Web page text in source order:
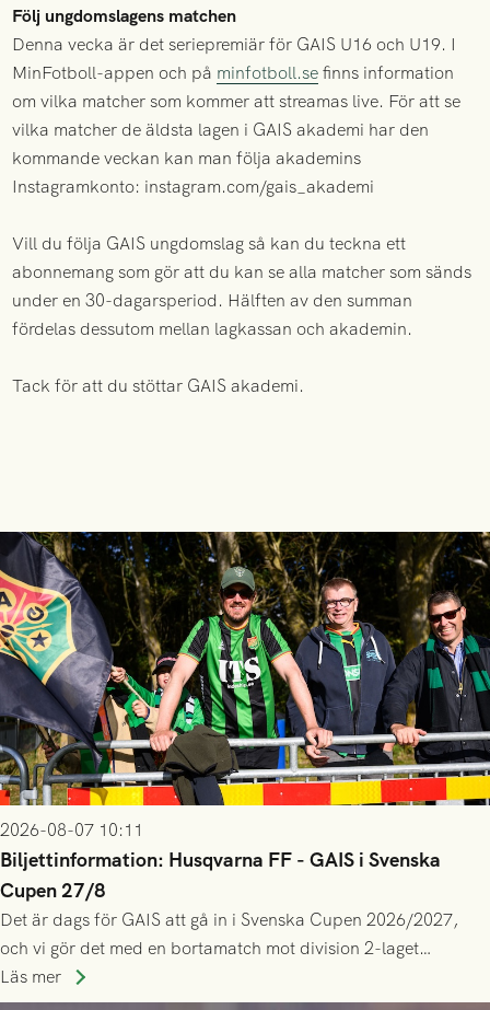
Följ ungdomslagens matchen
Denna vecka är det seriepremiär för GAIS U16 och U19. I
MinFotboll-appen och på minfotboll.sefinns information
om vilka matcher som kommer att streamas live. För att se
vilka matcher de äldsta lagen i GAIS akademi har den
kommande veckan kan man följa akademins
Instagramkonto: instagram.com/gais_akademi
Vill du följa GAIS ungdomslag så kan du teckna ett
abonnemang som gör att du kan se alla matcher som sänds
under en 30-dagarsperiod. Hälften av den summan
fördelas dessutom mellan lagkassan och akademin.
Tack för att du stöttar GAIS akademi.
2026-08-07 10:11
Biljettinformation: Husqvarna FF - GAIS i Svenska
Cupen 27/8
Det är dags för GAIS att gå in i Svenska Cupen 2026/2027,
och vi gör det med en bortamatch mot division 2-laget
Husqvarna FF. Häng med och stötta grönsvart på plats!
Läs mer